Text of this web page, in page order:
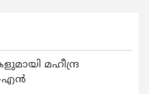
മഹീന്ദ്ര
എൻ